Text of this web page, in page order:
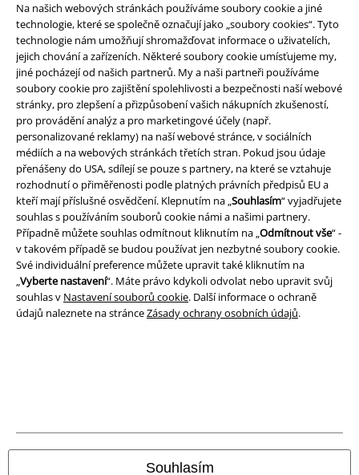
Na našich webových stránkách používáme soubory cookie a jiné
technologie, které se společně označují jako „soubory cookies“. Tyto
technologie nám umožňují shromažďovat informace o uživatelích,
jejich chování a zařízeních. Některé soubory cookie umísťujeme my,
jiné pocházejí od našich partnerů. My a naši partneři používáme
soubory cookie pro zajištění spolehlivosti a bezpečnosti naší webové
stránky, pro zlepšení a přizpůsobení vašich nákupních zkušeností,
pro provádění analýz a pro marketingové účely (např.
personalizované reklamy) na naší webové stránce, v sociálních
médiích a na webových stránkách třetích stran. Pokud jsou údaje
přenášeny do USA, sdílejí se pouze s partnery, na které se vztahuje
rozhodnutí o přiměřenosti podle platných právních předpisů EU a
kteří mají příslušné osvědčení. Klepnutím na „Souhlasím“ vyjadřujete
souhlas s používáním souborů cookie námi a našimi partnery.
Případně můžete souhlas odmítnout kliknutím na „Odmítnout vše“ -
v takovém případě se budou používat jen nezbytné soubory cookie.
Své individuální preference můžete upravit také kliknutím na
„Vyberte nastavení“. Máte právo kdykoli odvolat nebo upravit svůj
souhlas v Nastavení souborů cookie. Další informace o ochraně
údajů naleznete na stránceZásady ochrany osobních údajů.
Souhlasím
Právní informace
Podmínky
Prohlášení
Ochrana osobních údajů
Likvidace odpadu a ochrana životního prostředí
Prohlášení o shodě
Všechny ceny jsou včetně DPH, bezpoštovného a balného
© 1986-2026 EMP Merchandising